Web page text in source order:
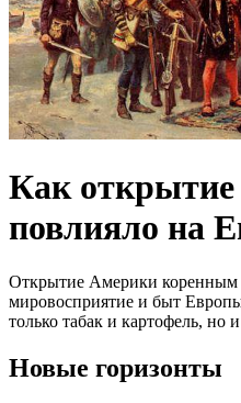
Как
повлияло на
Открытие Америки коренным
мировосприятие и быт
только табак и картофель, но
Новые горизонты